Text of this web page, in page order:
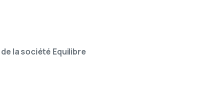
la société Equilibre